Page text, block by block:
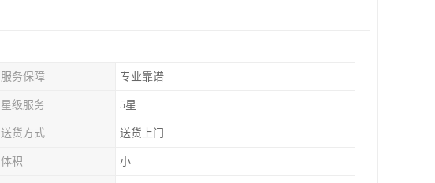
服务保障 专业靠谱
星级服务 5星
送货方式 送货上门
体积 小